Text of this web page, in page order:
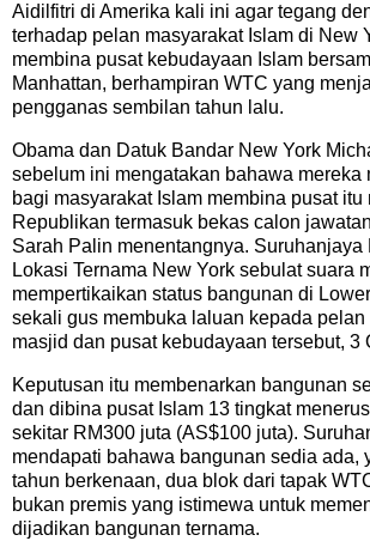
Aidilfitri di Amerika kali ini agar tegang
terhadap pelan masyarakat Islam di New
membina pusat kebudayaan Islam
Manhattan, berhampiran WTC yang
pengganas sembilan tahun lalu.
Obama dan Datuk Bandar New York
sebelum ini mengatakan bahawa mereka
bagi masyarakat Islam membina pusat itu
Republikan termasuk bekas calon
Sarah Palin menentangnya. Suruhanjaya
Lokasi Ternama New York sebulat suara
mempertikaikan status bangunan di
sekali gus membuka laluan kepada pelan
masjid dan pusat kebudayaan tersebut, 3
Keputusan itu membenarkan bangunan
dan dibina pusat Islam 13 tingkat
sekitar RM300 juta (AS$100 juta).
mendapati bahawa bangunan sedia ada,
tahun berkenaan, dua blok dari tapak
bukan premis yang istimewa untuk
dijadikan bangunan ternama.